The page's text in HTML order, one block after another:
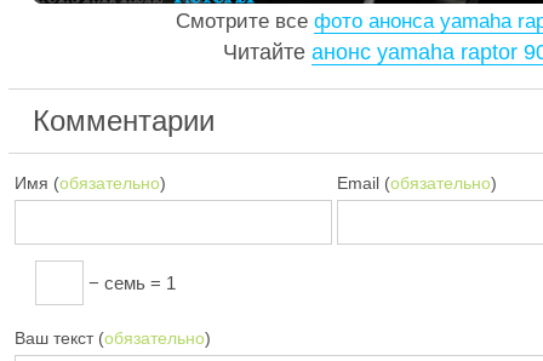
Смотрите все фото анонса yamaha
Читайте анонс yamaha raptor
Комментарии
Имя (обязательно) Email (обязательно)
− семь = 1
Ваш текст (обязательно)